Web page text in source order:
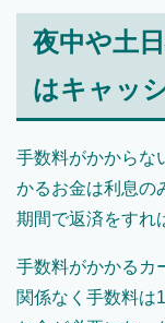
夜中や土
はキャッ
手数料がかからな
かるお金は利息の
期間で返済をすれ
手数料がかかるカ
関係なく手数料は